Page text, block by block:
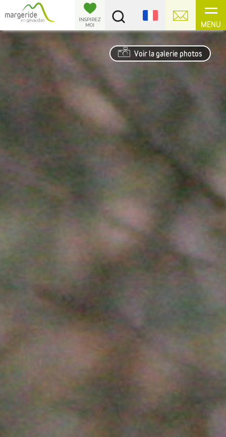
MENU
INSPIREZ
MOI
Voir la galerie photos
Panneau de gestion des cookies